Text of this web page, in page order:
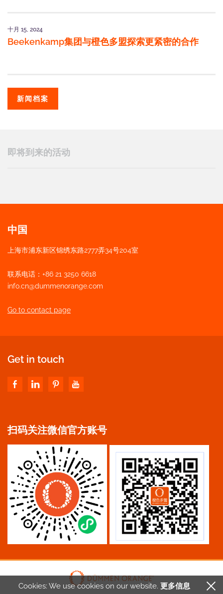
十月 15, 2024
Beekenkamp集团与橙色多盟探索更紧密的合作
新闻档案
即将到来的活动
中国
上海市浦东新区锦绣东路2777弄34号204室
联系电话：+86 21 3250 6618
info.cn@dummenorange.com
Go to contact page
Get in touch
扫码关注微信官方账号
Cookies: We use cookies on our website. 更多信息